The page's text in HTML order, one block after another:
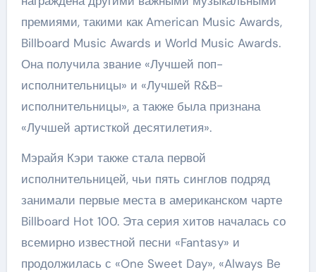
премиями, такими как American Music Awards,
Billboard Music Awards и World Music Awards.
Она получила звание «Лучшей поп-
исполнительницы» и «Лучшей R&B-
исполнительницы», а также была признана
«Лучшей артисткой десятилетия».
Мэрайя Кэри также стала первой
исполнительницей, чьи пять синглов подряд
занимали первые места в американском чарте
Billboard Hot 100. Эта серия хитов началась со
всемирно известной песни «Fantasy» и
продолжилась с «One Sweet Day», «Always Be